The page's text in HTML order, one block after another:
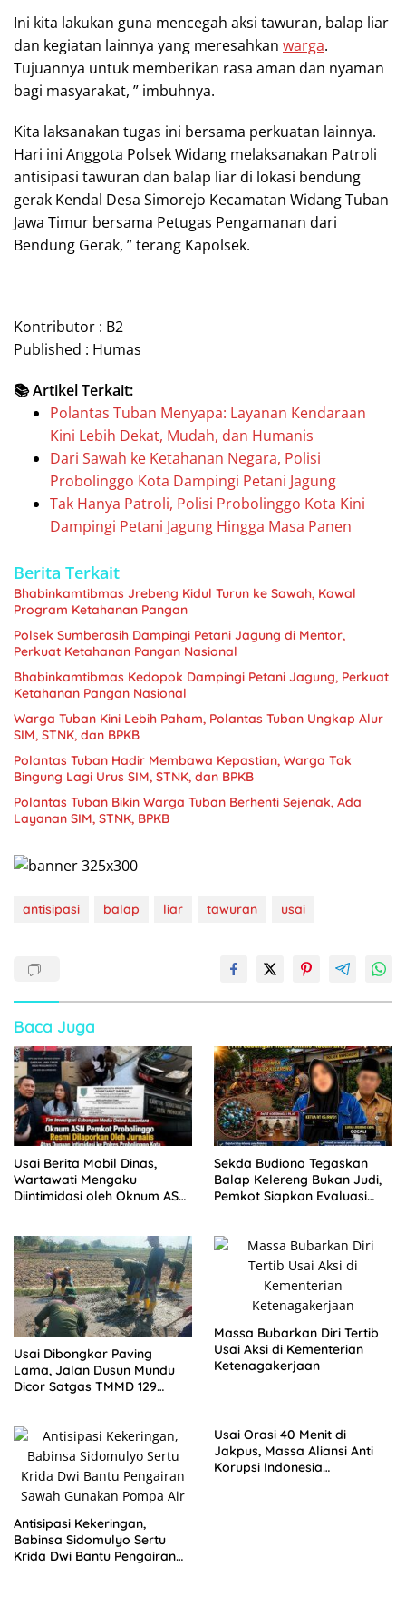
Ini kita lakukan guna mencegah aksi tawuran, balap liar
dan kegiatan lainnya yang meresahkan warga.
Tujuannya untuk memberikan rasa aman dan nyaman
bagi masyarakat, ” imbuhnya.
Kita laksanakan tugas ini bersama perkuatan lainnya.
Hari ini Anggota Polsek Widang melaksanakan Patroli
antisipasi tawuran dan balap liar di lokasi bendung
gerak Kendal Desa Simorejo Kecamatan Widang Tuban
Jawa Timur bersama Petugas Pengamanan dari
Bendung Gerak, ” terang Kapolsek.
Kontributor : B2
Published : Humas
📚 Artikel Terkait:
Polantas Tuban Menyapa: Layanan Kendaraan
Kini Lebih Dekat, Mudah, dan Humanis
Dari Sawah ke Ketahanan Negara, Polisi
Probolinggo Kota Dampingi Petani Jagung
Tak Hanya Patroli, Polisi Probolinggo Kota Kini
Dampingi Petani Jagung Hingga Masa Panen
Berita Terkait
Bhabinkamtibmas Jrebeng Kidul Turun ke Sawah, Kawal
Program Ketahanan Pangan
Polsek Sumberasih Dampingi Petani Jagung di Mentor,
Perkuat Ketahanan Pangan Nasional
Bhabinkamtibmas Kedopok Dampingi Petani Jagung, Perkuat
Ketahanan Pangan Nasional
Warga Tuban Kini Lebih Paham, Polantas Tuban Ungkap Alur
SIM, STNK, dan BPKB
Polantas Tuban Hadir Membawa Kepastian, Warga Tak
Bingung Lagi Urus SIM, STNK, dan BPKB
Polantas Tuban Bikin Warga Tuban Berhenti Sejenak, Ada
Layanan SIM, STNK, BPKB
antisipasi balap liar tawuran usai
Baca Juga
Usai Berita Mobil Dinas,
Wartawati Mengaku
Diintimidasi oleh Oknum ASN
Sekda Budiono Tegaskan
Balap Kelereng Bukan Judi,
Pemkot Siapkan Evaluasi
Usai Dibongkar Paving
Lama, Jalan Dusun Mundu
Dicor Satgas TMMD 129
Massa Bubarkan Diri Tertib
Usai Aksi di Kementerian
Ketenagakerjaan
Antisipasi Kekeringan,
Babinsa Sidomulyo Sertu
Krida Dwi Bantu Pengairan
Usai Orasi 40 Menit di
Jakpus, Massa Aliansi Anti
Korupsi Indonesia